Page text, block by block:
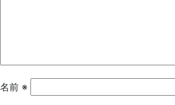
名前 ※